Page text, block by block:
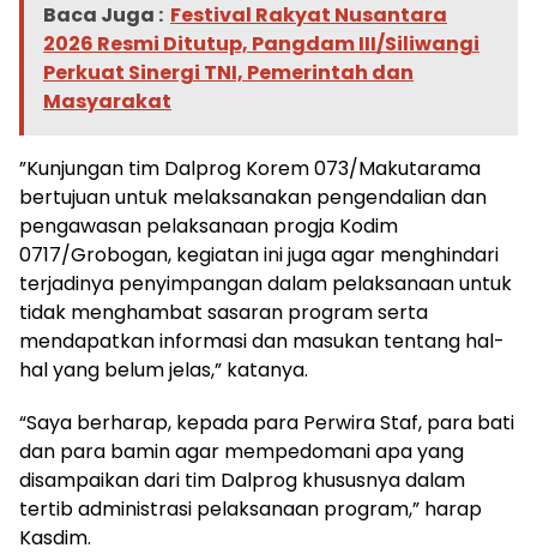
Baca Juga : Festival Rakyat Nusantara
2026 Resmi Ditutup, Pangdam III/Siliwangi
Perkuat Sinergi TNI, Pemerintah dan
Masyarakat
”Kunjungan tim Dalprog Korem 073/Makutarama
bertujuan untuk melaksanakan pengendalian dan
pengawasan pelaksanaan progja Kodim
0717/Grobogan, kegiatan ini juga agar menghindari
terjadinya penyimpangan dalam pelaksanaan untuk
tidak menghambat sasaran program serta
mendapatkan informasi dan masukan tentang hal-
hal yang belum jelas,” katanya.
“Saya berharap, kepada para Perwira Staf, para bati
dan para bamin agar mempedomani apa yang
disampaikan dari tim Dalprog khususnya dalam
tertib administrasi pelaksanaan program,” harap
Kasdim.